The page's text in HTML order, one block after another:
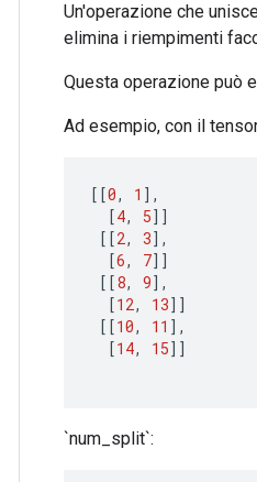
Un'operazione che
elimina i riempimenti
Questa operazione può
Ad esempio, con il
[[0, 1 ] ,
[4, 5]]
[[2, 3] ,
[6, 7]]
[[8, 9] ,
[12, 13]]
[[10, 11 ] ,
[14, 15]]
`num_split`: